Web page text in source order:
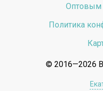
Оптовым
Политика
© 2016—2026